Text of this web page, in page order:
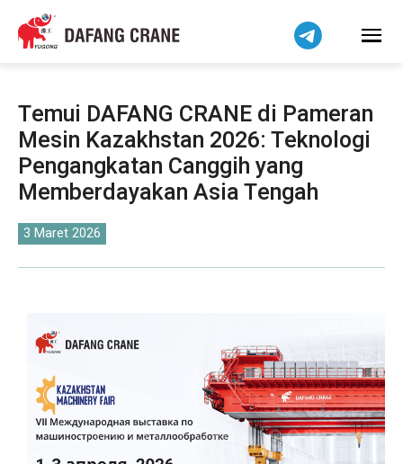
Temui DAFANG CRANE di Pameran
Mesin Kazakhstan 2026: Teknologi
Pengangkatan Canggih yang
Memberdayakan Asia Tengah
3 Maret 2026
हिन्दी
Bahasa Melayu
বাংলা
فارسی
Pilipino
Українська
Čeština
Kiswahili
Dansk
Norsk
O‘zbekcha